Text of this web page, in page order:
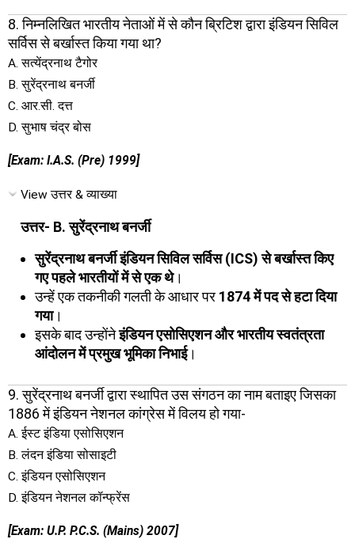
8. निम्नलिखित भारतीय नेताओं में से कौन ब्रिटिश द्वारा इंडियन सिविल
सर्विस से बर्खास्त किया गया था?
A. सत्येंद्रनाथ टैगोर
B. सुरेंद्रनाथ बनर्जी
C. आर.सी. दत्त
D. सुभाष चंद्र बोस
[Exam: I.A.S. (Pre) 1999]
View उत्तर & व्याख्या
उत्तर- B. सुरेंद्रनाथ बनर्जी
सुरेंद्रनाथ बनर्जी इंडियन सिविल सर्विस (ICS) से बर्खास्त किए
गए पहले भारतीयों में से एक थे।
उन्हें एक तकनीकी गलती के आधार पर 1874 में पद से हटा दिया
गया।
इसके बाद उन्होंनेइंडियन एसोसिएशन और भारतीय स्वतंत्रता
आंदोलन में प्रमुख भूमिका निभाई।
9. सुरेंद्रनाथ बनर्जी द्वारा स्थापित उस संगठन का नाम बताइए जिसका
1886 में इंडियन नेशनल कांग्रेस में विलय हो गया-
A. ईस्ट इंडिया एसोसिएशन
B. लंदन इंडिया सोसाइटी
C. इंडियन एसोसिएशन
D. इंडियन नेशनल कॉन्फ्रेंस
[Exam: U.P. P.C.S. (Mains) 2007]